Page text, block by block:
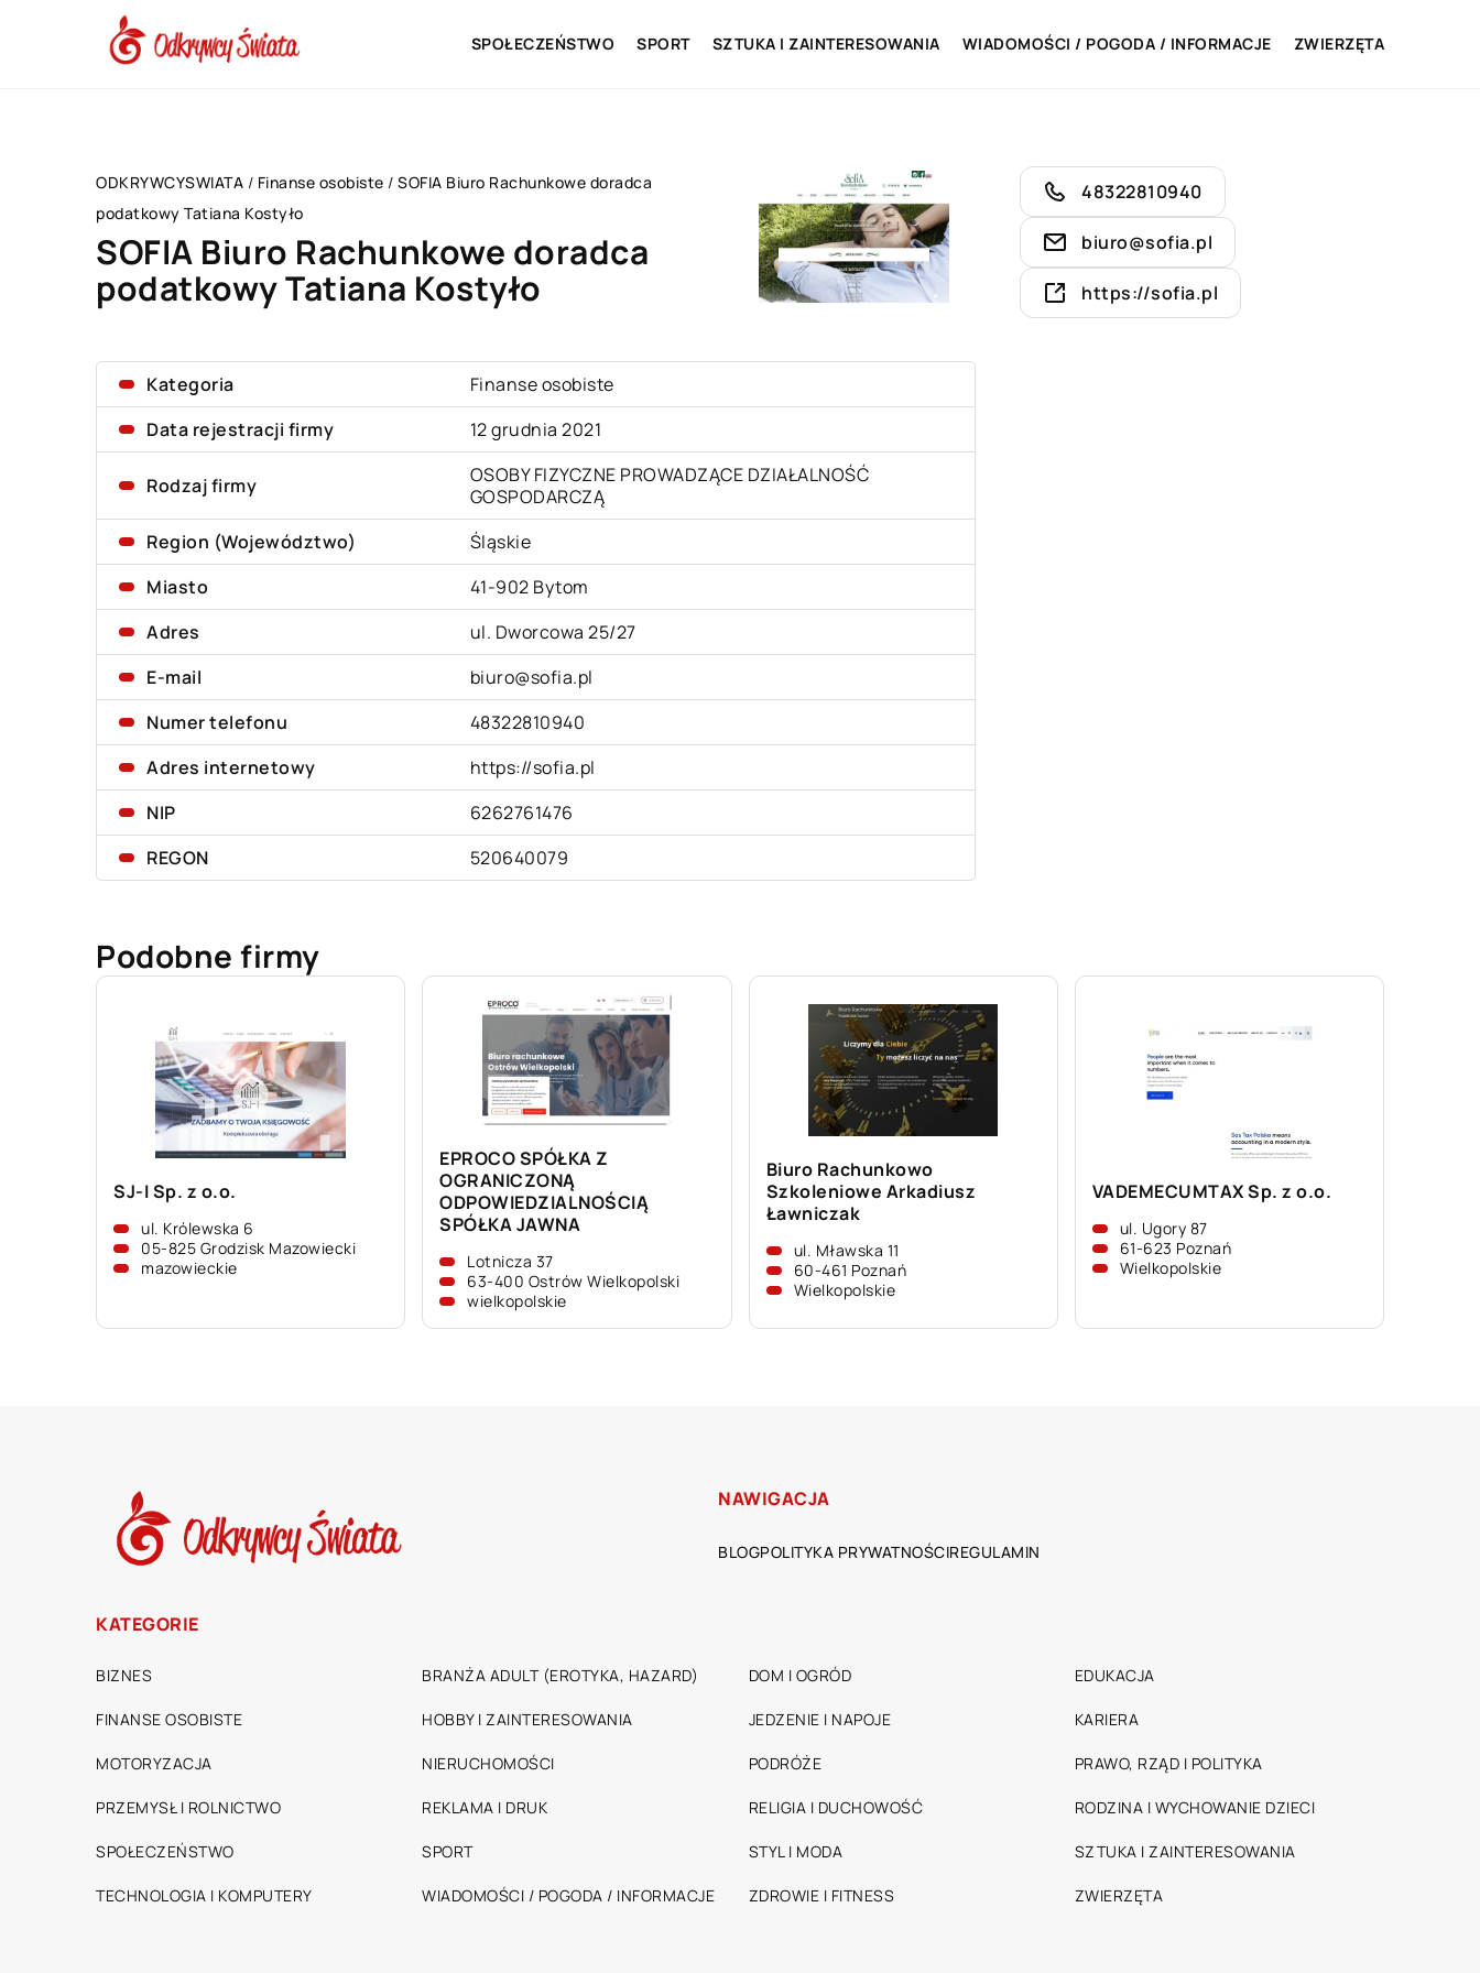
SPOŁECZEŃSTWO SPORT SZTUKA I ZAINTERESOWANIA WIADOMOŚCI / POGODA / INFORMACJE ZWIERZĘTA
ODKRYWCYSWIATA / Finanse osobiste / SOFIA Biuro Rachunkowe doradca
podatkowy Tatiana Kostyło
SOFIA Biuro Rachunkowe doradca
podatkowy Tatiana Kostyło
Kategoria
Finanse osobiste
Data rejestracji firmy
12 grudnia 2021
Rodzaj firmy
OSOBY FIZYCZNE PROWADZĄCE DZIAŁALNOŚĆ
GOSPODARCZĄ
Region (Województwo)
Śląskie
Miasto
41-902 Bytom
Adres
ul. Dworcowa 25/27
E-mail
biuro@sofia.pl
Numer telefonu
48322810940
Adres internetowy
https://sofia.pl
NIP
6262761476
REGON
520640079
48322810940
biuro@sofia.pl
https://sofia.pl
Podobne firmy
SJ-I Sp. z o.o.
ul. Królewska 6
05-825 Grodzisk Mazowiecki
mazowieckie
EPROCO SPÓŁKA Z
OGRANICZONĄ
ODPOWIEDZIALNOŚCIĄ
SPÓŁKA JAWNA
Lotnicza 37
63-400 Ostrów Wielkopolski
wielkopolskie
Biuro Rachunkowo
Szkoleniowe Arkadiusz
Ławniczak
ul. Mławska 11
60-461 Poznań
Wielkopolskie
VADEMECUMTAX Sp. z o.o.
ul. Ugory 87
61-623 Poznań
Wielkopolskie
NAWIGACJA
BLOGPOLITYKA PRYWATNOŚCIREGULAMIN
KATEGORIE
BIZNES BRANŻA ADULT (EROTYKA, HAZARD) DOM I OGRÓD EDUKACJA
FINANSE OSOBISTE HOBBY I ZAINTERESOWANIA JEDZENIE I NAPOJE KARIERA
MOTORYZACJA NIERUCHOMOŚCI PODRÓŻE PRAWO, RZĄD I POLITYKA
PRZEMYSŁ I ROLNICTWO REKLAMA I DRUK RELIGIA I DUCHOWOŚĆ RODZINA I WYCHOWANIE DZIECI
SPOŁECZEŃSTWO SPORT STYL I MODA SZTUKA I ZAINTERESOWANIA
TECHNOLOGIA I KOMPUTERY WIADOMOŚCI / POGODA / INFORMACJE ZDROWIE I FITNESS ZWIERZĘTA